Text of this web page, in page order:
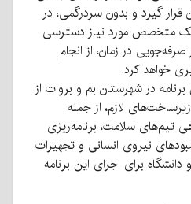
گیرد و بدون سردرگمی، در
متخصص مورد نیاز دسترسی
در زمان، از انجام
خواهد کرد.
برنامه در شهرستان بم و بروات از
لازم، از جمله
تیم‌های سلامت، برنامه‌ریزی
نیروی انسانی و تجهیزات
برای اجرای این برنامه